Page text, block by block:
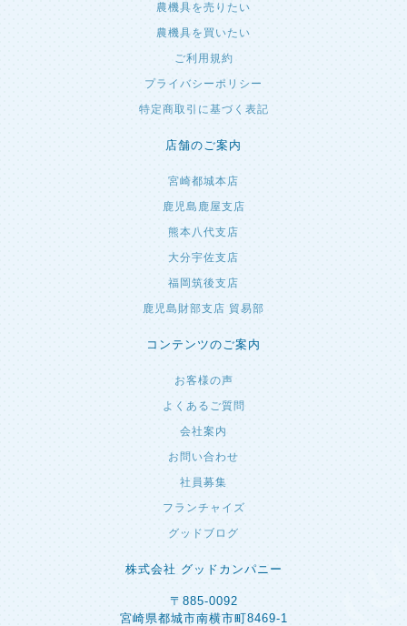
農機具を売りたい
農機具を買いたい
ご利用規約
プライバシーポリシー
特定商取引に基づく表記
店舗のご案内
宮崎都城本店
鹿児島鹿屋支店
熊本八代支店
大分宇佐支店
福岡筑後支店
鹿児島財部支店 貿易部
コンテンツのご案内
お客様の声
よくあるご質問
会社案内
お問い合わせ
社員募集
フランチャイズ
グッドブログ
株式会社 グッドカンパニー
〒885-0092
宮崎県都城市南横市町8469-1